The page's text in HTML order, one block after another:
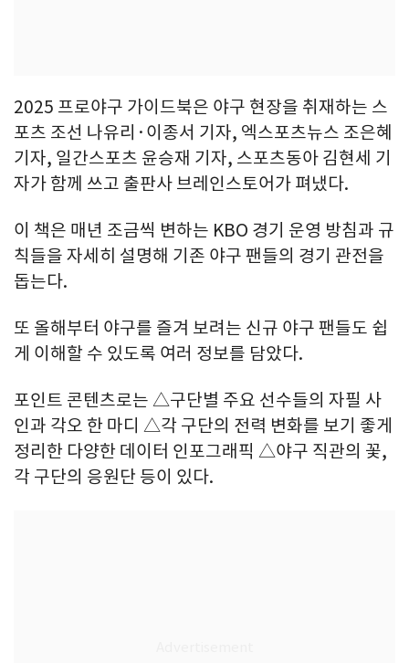
2025 프로야구 가이드북은 야구 현장을 취재하는 스
포츠 조선 나유리·이종서 기자, 엑스포츠뉴스 조은혜
기자, 일간스포츠 윤승재 기자, 스포츠동아 김현세 기
자가 함께 쓰고 출판사 브레인스토어가 펴냈다.
이 책은 매년 조금씩 변하는 KBO 경기 운영 방침과 규
칙들을 자세히 설명해 기존 야구 팬들의 경기 관전을
돕는다.
또 올해부터 야구를 즐겨 보려는 신규 야구 팬들도 쉽
게 이해할 수 있도록 여러 정보를 담았다.
포인트 콘텐츠로는 △구단별 주요 선수들의 자필 사
인과 각오 한 마디 △각 구단의 전력 변화를 보기 좋게
정리한 다양한 데이터 인포그래픽 △야구 직관의 꽃,
각 구단의 응원단 등이 있다.